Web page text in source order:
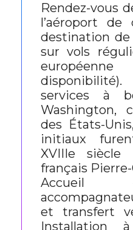
Rendez-vous
l’aéroport de
destination de
sur vols
services à
Washington,
des États-
initiaux
XVIIIe siècle
français Pierre-
Accueil
et transfert
Installation